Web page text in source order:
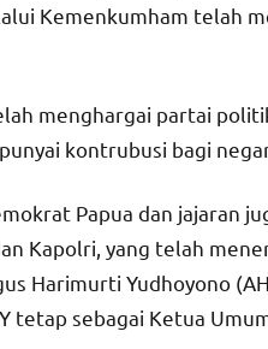
Kemenkumham telah
menghargai partai
kontrubusi bagi
Papua dan jajaran
Kapolri, yang telah
Harimurti Yudhoyono
tetap sebagai Ketua